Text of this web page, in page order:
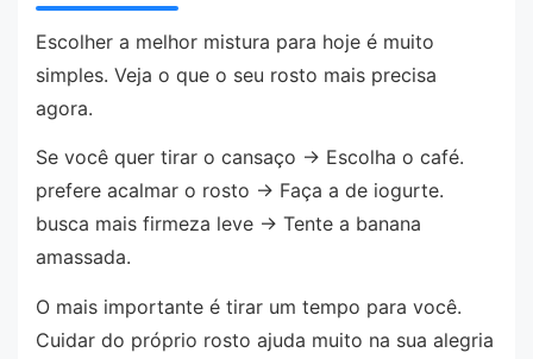
Escolher a melhor mistura para hoje é muito
simples. Veja o que o seu rosto mais precisa
agora.
Se você quer tirar o cansaço → Escolha o café.
prefere acalmar o rosto → Faça a de iogurte.
busca mais firmeza leve → Tente a banana
amassada.
O mais importante é tirar um tempo para você.
Cuidar do próprio rosto ajuda muito na sua alegria